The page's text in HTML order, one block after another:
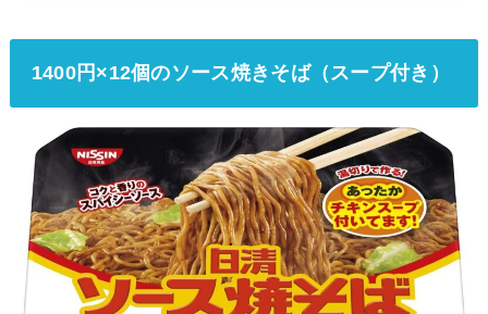
1400円×12個のソース焼きそば（スープ付き）